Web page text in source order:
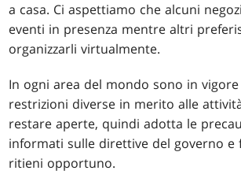
a casa. Ci aspettiamo che alcuni
eventi in presenza mentre altri
organizzarli virtualmente.
In ogni area del mondo sono in
restrizioni diverse in merito alle
restare aperte, quindi adotta le
informati sulle direttive del governo e
ritieni opportuno.